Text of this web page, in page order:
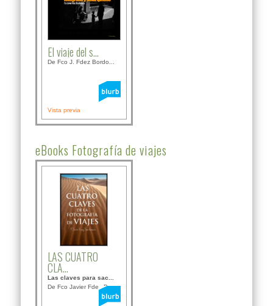
El viaje del s...
De Fco J. Fdez Bordo...
Vista previa
eBooks Fotografía de viajes
LAS CUATRO
CLA...
Las claves para sac...
De Fco Javier Fdez B...